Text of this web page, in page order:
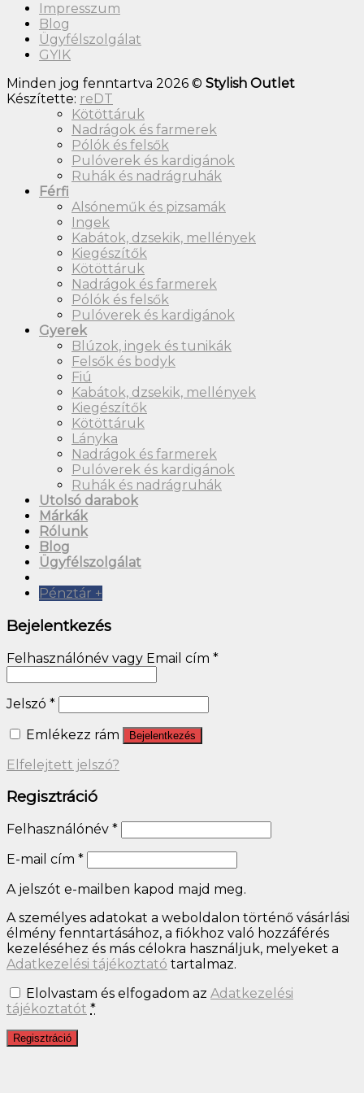
Impresszum
Blog
Ügyfélszolgálat
GYIK
Minden jog fenntartva 2026 © Stylish Outlet
Készítette: reDT
Kötöttáruk
Nadrágok és farmerek
Pólók és felsők
Pulóverek és kardigánok
Ruhák és nadrágruhák
Férfi
Alsóneműk és pizsamák
Ingek
Kabátok, dzsekik, mellények
Kiegészítők
Kötöttáruk
Nadrágok és farmerek
Pólók és felsők
Pulóverek és kardigánok
Gyerek
Blúzok, ingek és tunikák
Felsők és bodyk
Fiú
Kabátok, dzsekik, mellények
Kiegészítők
Kötöttáruk
Lányka
Nadrágok és farmerek
Pulóverek és kardigánok
Ruhák és nadrágruhák
Utolsó darabok
Márkák
Rólunk
Blog
Ügyfélszolgálat
Pénztár +
Bejelentkezés
Felhasználónév vagy Email cím *
Jelszó *
Emlékezz rám
Bejelentkezés
Elfelejtett jelszó?
Regisztráció
Felhasználónév *
E-mail cím *
A jelszót e-mailben kapod majd meg.
A személyes adatokat a weboldalon történő vásárlási
élmény fenntartásához, a fiókhoz való hozzáférés
kezeléséhez és más célokra használjuk, melyeket a
Adatkezelési tájékoztató tartalmaz.
Elolvastam és elfogadom az Adatkezelési
tájékoztatót *
Regisztráció